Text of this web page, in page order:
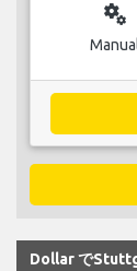
miscellaneous_services
Dollar で